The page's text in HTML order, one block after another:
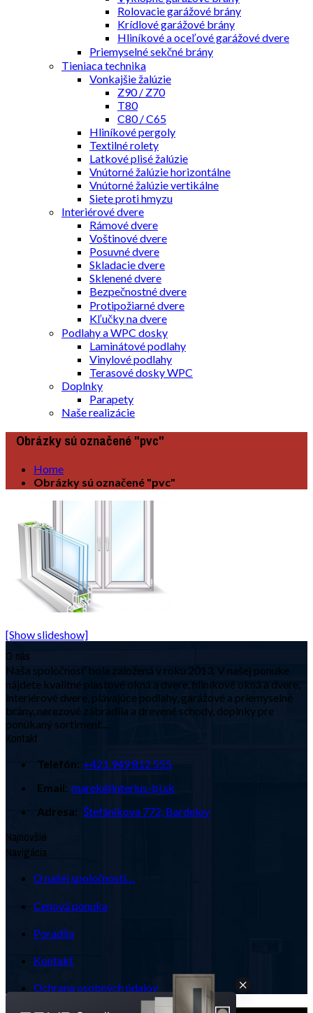
Rolovacie garážové brány
Krídlové garážové brány
Hliníkové a oceľové garážové dvere
Priemyselné sekčné brány
Tieniaca technika
Vonkajšie žalúzie
Z90 / Z70
T80
C80 / C65
Hliníkové pergoly
Textilné rolety
Latkové plisé žalúzie
Vnútorné žalúzie horizontálne
Vnútorné žalúzie vertikálne
Siete proti hmyzu
Interiérové dvere
Rámové dvere
Voštinové dvere
Posuvné dvere
Skladacie dvere
Sklenené dvere
Bezpečnostné dvere
Protipožiarné dvere
Kľučky na dvere
Podlahy a WPC dosky
Laminátové podlahy
Vinylové podlahy
Terasové dosky WPC
Doplnky
Parapety
Naše realizácie
Obrázky sú označené "pvc"
Home
Obrázky sú označené "pvc"
[Show slideshow]
O nás
Naša spoločnosť bola založená v roku 2013. V našej ponuke
nájdete kvalitné plastové okná a dvere, hliníkové okná a dvere,
interiérové dvere, plávajúce podlahy, garážové a priemyselné
brány, nerezové zábradlia a drevené schody, doplnky pre
ponúkaný sortiment....
Kontakt
Telefón: +421 949 812 555
Email: marek@interius-bj.sk
Adresa: Štefánikova 772, Bardejov
Najnovšie
Navigácia
O našej spoločnosti…
Cenová ponuka
Poradňa
Kontakt
Ochrana osobných údajov